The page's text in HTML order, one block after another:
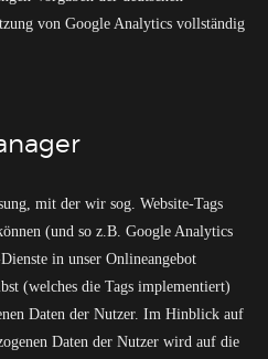
von Google Analytics vollständig
mit der wir sog. Website-Tags
(und so z.B. Google Analytics
in unser Onlineangebot
(welches die Tags implementiert)
Daten der Nutzer. Im Hinblick auf
Daten der Nutzer wird auf die